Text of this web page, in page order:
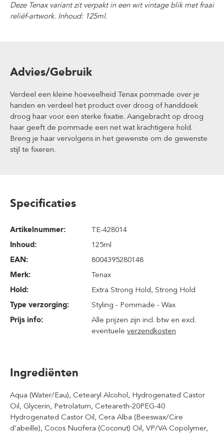
Deze Tenax variant zit verpakt in een wit vintage blik met fraai
reliëf-artwork. Inhoud: 125ml.
Advies/Gebruik
Verdeel een kleine hoeveelheid Tenax pommade over je
handen en verdeel het product over droog of handdoek
droog haar voor een sterke fixatie. Aangebracht op droog
haar geeft de pommade een net wat krachtigere hold.
Breng je haar vervolgens in het gewenste om de gewenste
stijl te fixeren.
Specificaties
Artikelnummer:
TE-428014
Inhoud:
125ml
EAN:
8004395280148
Merk:
Tenax
Hold:
Extra Strong Hold, Strong Hold
Type verzorging:
Styling - Pommade - Wax
Prijs info:
Alle prijzen zijn incl. btw en excl.
eventueleverzendkosten
Ingrediënten
Aqua (Water/Eau), Cetearyl Alcohol, Hydrogenated Castor
Oil, Glycerin, Petrolatum, Ceteareth-20PEG-40
Hydrogenated Castor Oil, Cera Alba (Beeswax/Cire
d’abeille), Cocos Nucifera (Coconut) Oil, VP/VA Copolymer,